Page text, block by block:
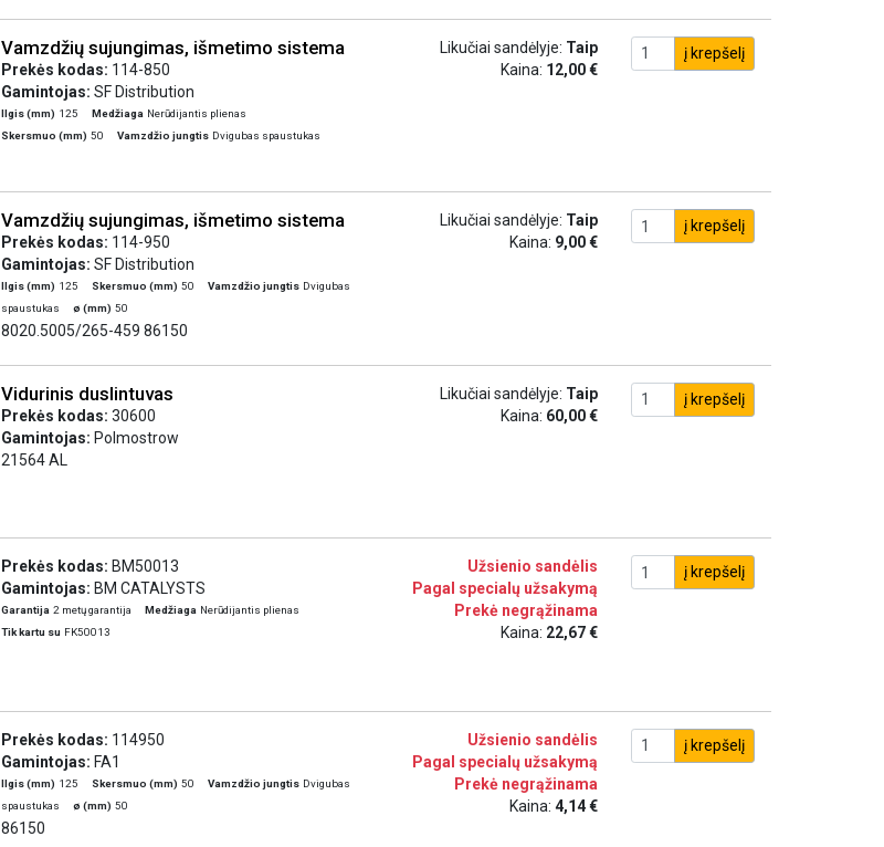
Vamzdžių sujungimas, išmetimo sistema
Prekės kodas: 114-850
Gamintojas: SF Distribution
Ilgis (mm) 125 Medžiaga Nerūdijantis plienas
Skersmuo (mm) 50 Vamzdžio jungtis Dvigubas spaustukas
Likučiai sandėlyje: Taip
Kaina: 12,00 €
į krepšelį
Vamzdžių sujungimas, išmetimo sistema
Prekės kodas: 114-950
Gamintojas: SF Distribution
Ilgis (mm) 125 Skersmuo (mm) 50 Vamzdžio jungtis Dvigubas
spaustukas
ø (mm) 50
8020.5005/265-459 86150
Likučiai sandėlyje: Taip
Kaina: 9,00 €
į krepšelį
Vidurinis duslintuvas
Prekės kodas: 30600
Gamintojas: Polmostrow
21564 AL
Likučiai sandėlyje: Taip
Kaina: 60,00 €
į krepšelį
Prekės kodas: BM50013
Gamintojas: BM CATALYSTS
Garantija 2 metų garantija Medžiaga Nerūdijantis plienas
Tik kartu su FK50013
Užsienio sandėlis
Pagal specialų užsakymą
Prekė negrąžinama
Kaina: 22,67 €
į krepšelį
Prekės kodas: 114950
Gamintojas: FA1
Ilgis (mm) 125 Skersmuo (mm) 50 Vamzdžio jungtis Dvigubas
spaustukas
ø (mm) 50
86150
Užsienio sandėlis
Pagal specialų užsakymą
Prekė negrąžinama
Kaina: 4,14 €
į krepšelį